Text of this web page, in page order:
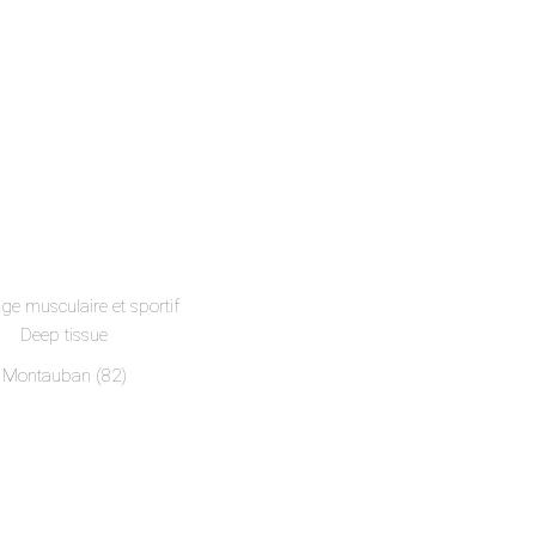
musculaire et sportif
Deep tissue
Montauban (82)